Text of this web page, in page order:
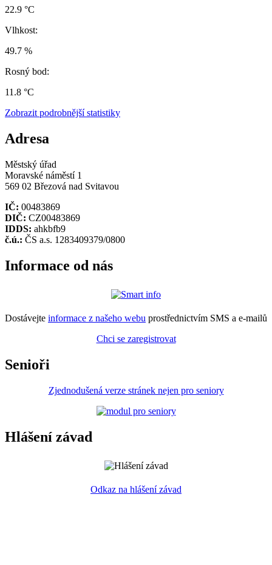
22.9 °C
Vlhkost:
49.7 %
Rosný bod:
11.8 °C
Zobrazit podrobnější statistiky
Adresa
Městský úřad
Moravské náměstí 1
569 02 Březová nad Svitavou
IČ: 00483869
DIČ: CZ00483869
IDDS: ahkbfb9
č.ú.: ČS a.s. 1283409379/0800
Informace od nás
Dostávejte informace z našeho webu prostřednictvím SMS a e-mailů
Chci se zaregistrovat
Senioři
Zjednodušená verze stránek nejen pro seniory
Hlášení závad
Odkaz na hlášení závad